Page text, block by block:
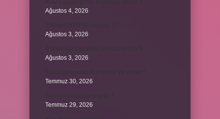
Ağustos 4, 2026
Ağustos 3, 2026
Ağustos 3, 2026
Temmuz 30, 2026
Temmuz 29, 2026